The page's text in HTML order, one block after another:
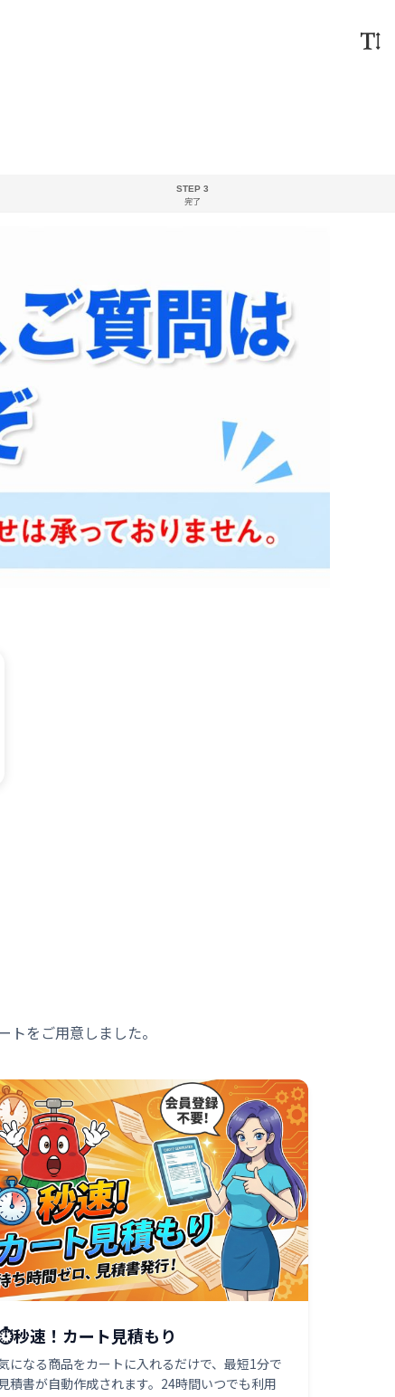
STEP 3
完了
をご用意しました。
秒速！カート見積もり
になる商品をカートに入れるだけで、最短1分で
見積書が自動作成されます。24時間いつでも利用